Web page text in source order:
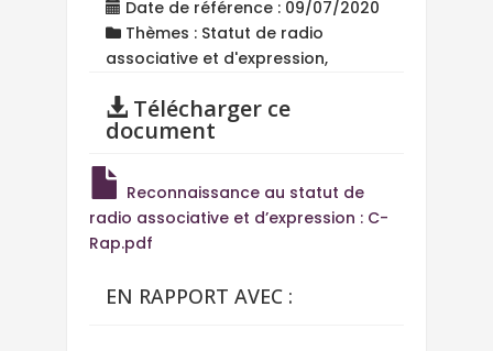
Date de référence : 09/07/2020
Thèmes : Statut de radio
associative et d'expression,
Télécharger ce
document
Reconnaissance au statut de
radio associative et d’expression : C-
Rap.pdf
EN RAPPORT AVEC :